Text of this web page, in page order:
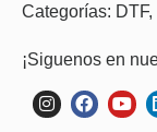
Categorías: DTF,
¡Siguenos en